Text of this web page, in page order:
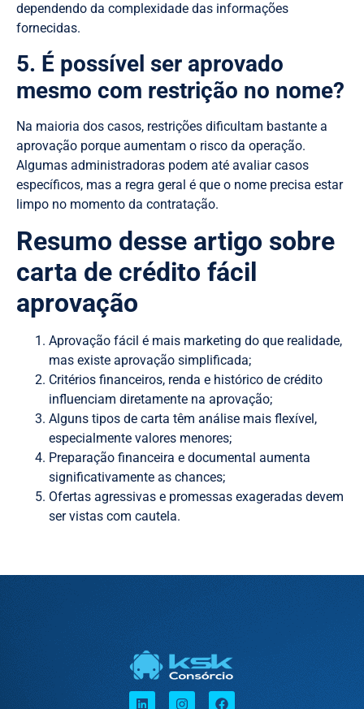
dependendo da complexidade das informações
fornecidas.
5. É possível ser aprovado
mesmo com restrição no nome?
Na maioria dos casos, restrições dificultam bastante a
aprovação porque aumentam o risco da operação.
Algumas administradoras podem até avaliar casos
específicos, mas a regra geral é que o nome precisa estar
limpo no momento da contratação.
Resumo desse artigo sobre
carta de crédito fácil
aprovação
Aprovação fácil é mais marketing do que realidade,
mas existe aprovação simplificada;
Critérios financeiros, renda e histórico de crédito
influenciam diretamente na aprovação;
Alguns tipos de carta têm análise mais flexível,
especialmente valores menores;
Preparação financeira e documental aumenta
significativamente as chances;
Ofertas agressivas e promessas exageradas devem
ser vistas com cautela.